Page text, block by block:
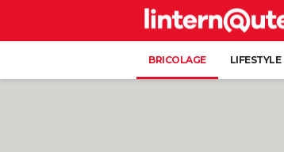
BRICOLAGE LIFESTYLE